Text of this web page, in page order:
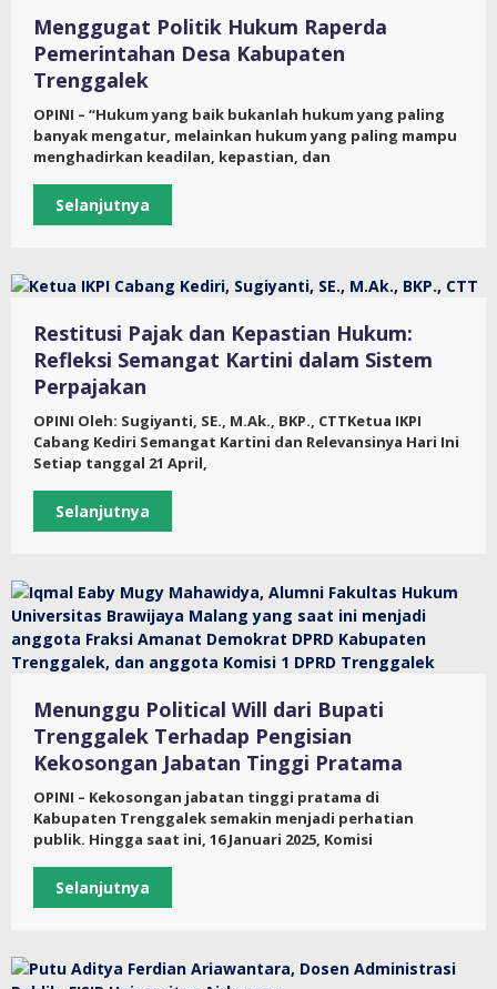
Menggugat Politik Hukum Raperda
Pemerintahan Desa Kabupaten
Trenggalek
OPINI – “Hukum yang baik bukanlah hukum yang paling
banyak mengatur, melainkan hukum yang paling mampu
menghadirkan keadilan, kepastian, dan
Selanjutnya
Restitusi Pajak dan Kepastian Hukum:
Refleksi Semangat Kartini dalam Sistem
Perpajakan
OPINI Oleh: Sugiyanti, SE., M.Ak., BKP., CTTKetua IKPI
Cabang Kediri Semangat Kartini dan Relevansinya Hari Ini
Setiap tanggal 21 April,
Selanjutnya
Menunggu Political Will dari Bupati
Trenggalek Terhadap Pengisian
Kekosongan Jabatan Tinggi Pratama
OPINI – Kekosongan jabatan tinggi pratama di
Kabupaten Trenggalek semakin menjadi perhatian
publik. Hingga saat ini, 16 Januari 2025, Komisi
Selanjutnya